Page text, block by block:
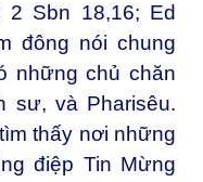
Sbn 18,16; Ed
đông nói chung
những chủ chăn
sư, và Pharisêu.
thấy nơi những
điệp Tin Mừng